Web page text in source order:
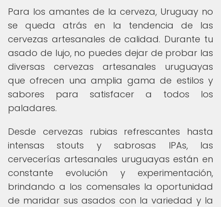
Para los amantes de la cerveza, Uruguay no
se queda atrás en la tendencia de las
cervezas artesanales de calidad. Durante tu
asado de lujo, no puedes dejar de probar las
diversas cervezas artesanales uruguayas
que ofrecen una amplia gama de estilos y
sabores para satisfacer a todos los
paladares.
Desde cervezas rubias refrescantes hasta
intensas stouts y sabrosas IPAs, las
cervecerías artesanales uruguayas están en
constante evolución y experimentación,
brindando a los comensales la oportunidad
de maridar sus asados con la variedad y la